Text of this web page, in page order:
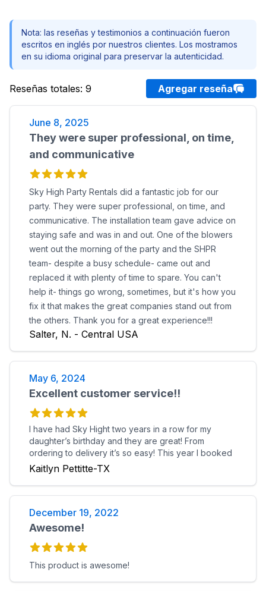
Nota: las reseñas y testimonios a continuación fueron
escritos en inglés por nuestros clientes. Los mostramos
en su idioma original para preservar la autenticidad.
Reseñas totales: 9 Agregar reseña
June 8, 2025
They were super professional, on time,
and communicative
Sky High Party Rentals did a fantastic job for our
party. They were super professional, on time, and
communicative. The installation team gave advice on
staying safe and was in and out. One of the blowers
went out the morning of the party and the SHPR
team- despite a busy schedule- came out and
replaced it with plenty of time to spare. You can't
help it- things go wrong, sometimes, but it's how you
fix it that makes the great companies stand out from
the others. Thank you for a great experience!!!
Salter, N. - Central USA
May 6, 2024
Excellent customer service!!
I have had Sky Hight two years in a row for my
daughter’s birthday and they are great! From
ordering to delivery it’s so easy! This year I booked
on the wrong day and they were so gracious and
accommodating!! Excellent customer service!!
Kaitlyn Pettitte-TX
December 19, 2022
Awesome!
This product is awesome!